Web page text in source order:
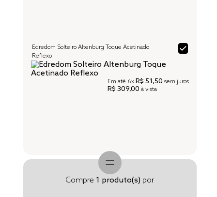
Edredom Solteiro Altenburg Toque Acetinado
Reflexo
Em até 6x R$ 51,50 sem juros
R$ 309,00 à vista
Compre 1 produto(s) por